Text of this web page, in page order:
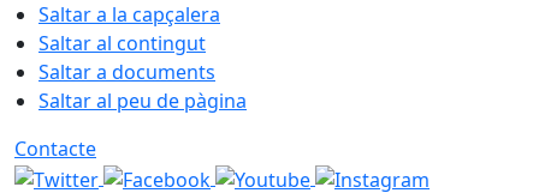
Saltar a la capçalera
Saltar al contingut
Saltar a documents
Saltar al peu de pàgina
Contacte